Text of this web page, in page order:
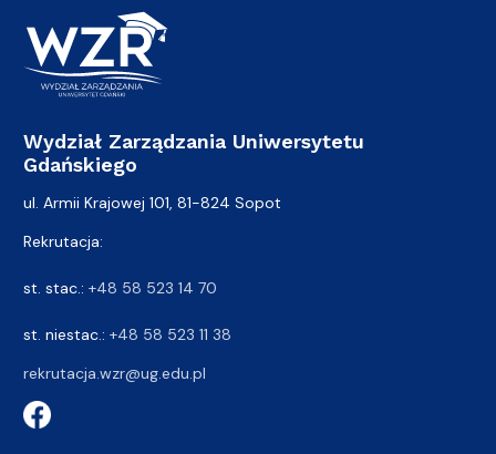
Wydział Zarządzania Uniwersytetu
Gdańskiego
ul. Armii Krajowej 101, 81-824 Sopot
Rekrutacja:
st. stac.: +48 58 523 14 70
st. niestac.: +48 58 523 11 38
rekrutacja.wzr@ug.edu.pl